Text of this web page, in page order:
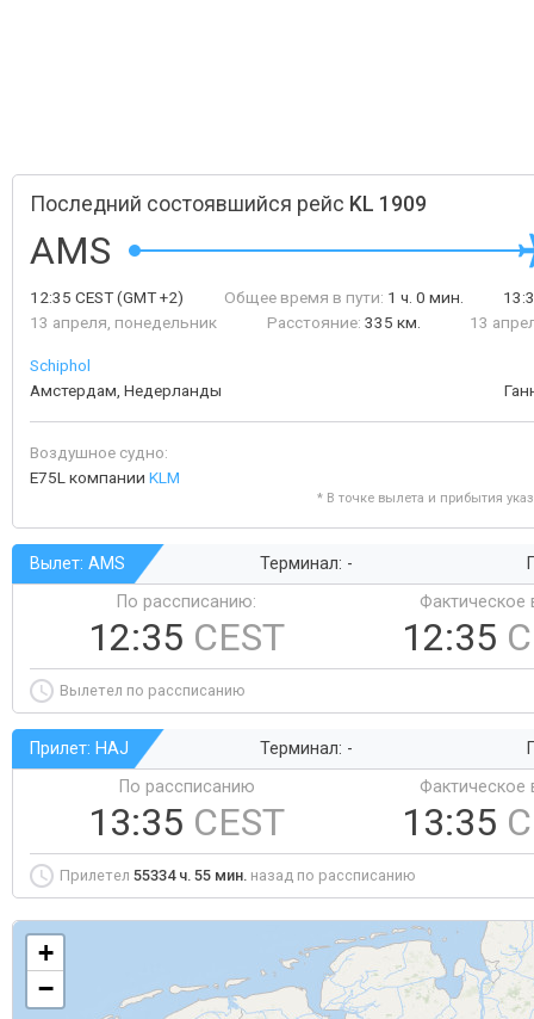
Последний состоявшийся рейс KL 1909
AMS
12:35 CEST(GMT +2)
13 апреля, понедельник
Общее время в пути: 1 ч. 0 мин.
Расстояние: 335 км.
13
Schiphol
Амстердам, Недерланды
Воздушное судно:
E75L компании KLM
* В точке вылета и прибытия
Вылет: AMS Терминал: -
По рассписанию:
12:35 CEST
Фактическое
12:35
Вылетел по рассписанию
Прилет: HAJ Терминал: -
По рассписанию
13:35 CEST
Фактическое
13:35
Прилетел 55334 ч. 55 мин. назад по рассписанию
+
−